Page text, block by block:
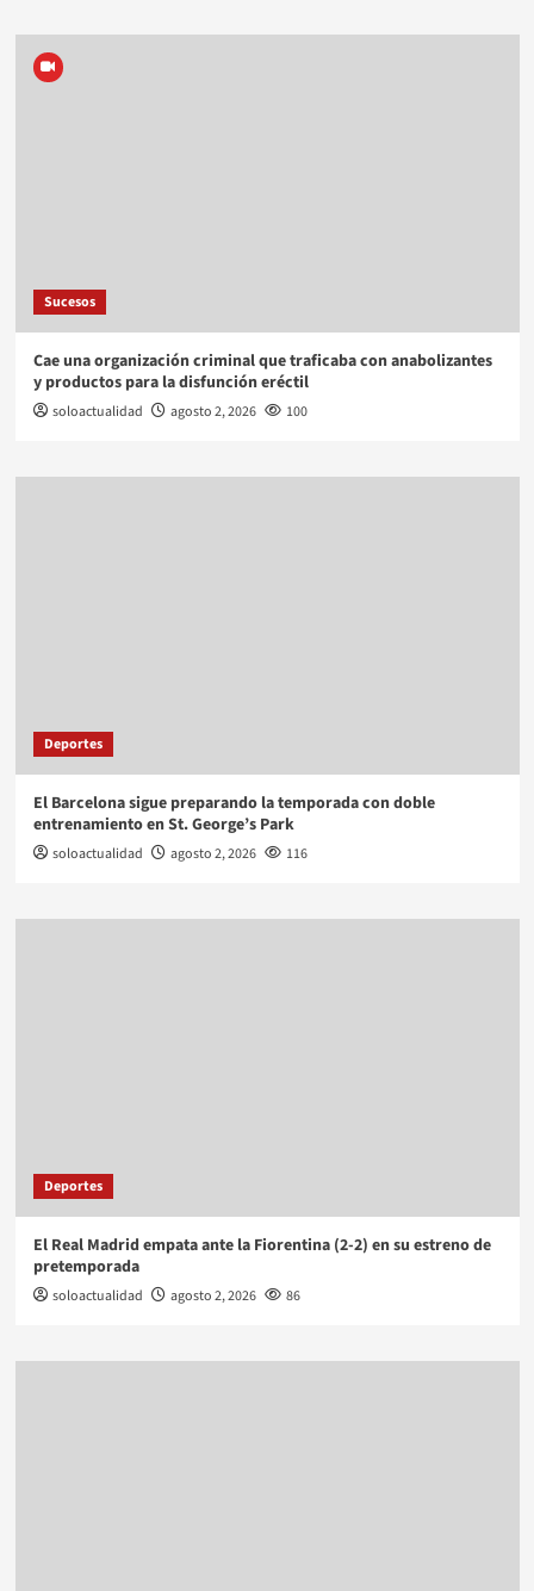
Sucesos
Cae una organización criminal que traficaba con anabolizantes
y productos para la disfunción eréctil
soloactualidad agosto 2, 2026 100
Deportes
El Barcelona sigue preparando la temporada con doble
entrenamiento en St. George’s Park
soloactualidad agosto 2, 2026 116
Deportes
El Real Madrid empata ante la Fiorentina (2-2) en su estreno de
pretemporada
soloactualidad agosto 2, 2026 86